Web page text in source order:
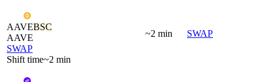
AAVEBSC
AAVE
SWAP
Shift time~2 min
~2 min SWAP